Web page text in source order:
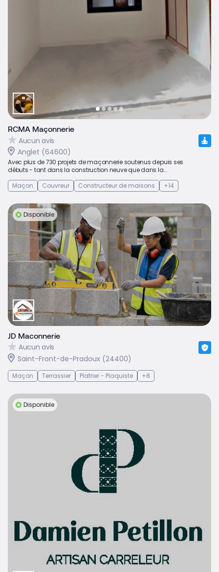
RCMA Maçonnerie
Aucun avis
Anglet (64600)
Avec plus de 730 projets de maçonnerie soutenus depuis ses
débuts - tant dans la construction neuve que dans la...
Maçon
Couvreur Constructeur de maisons +14
Disponible
JD Maconnerie
Aucun avis
Saint-Front-de-Pradoux (24400)
Maçon Terrassier Platrier - Plaquiste +8
Disponible